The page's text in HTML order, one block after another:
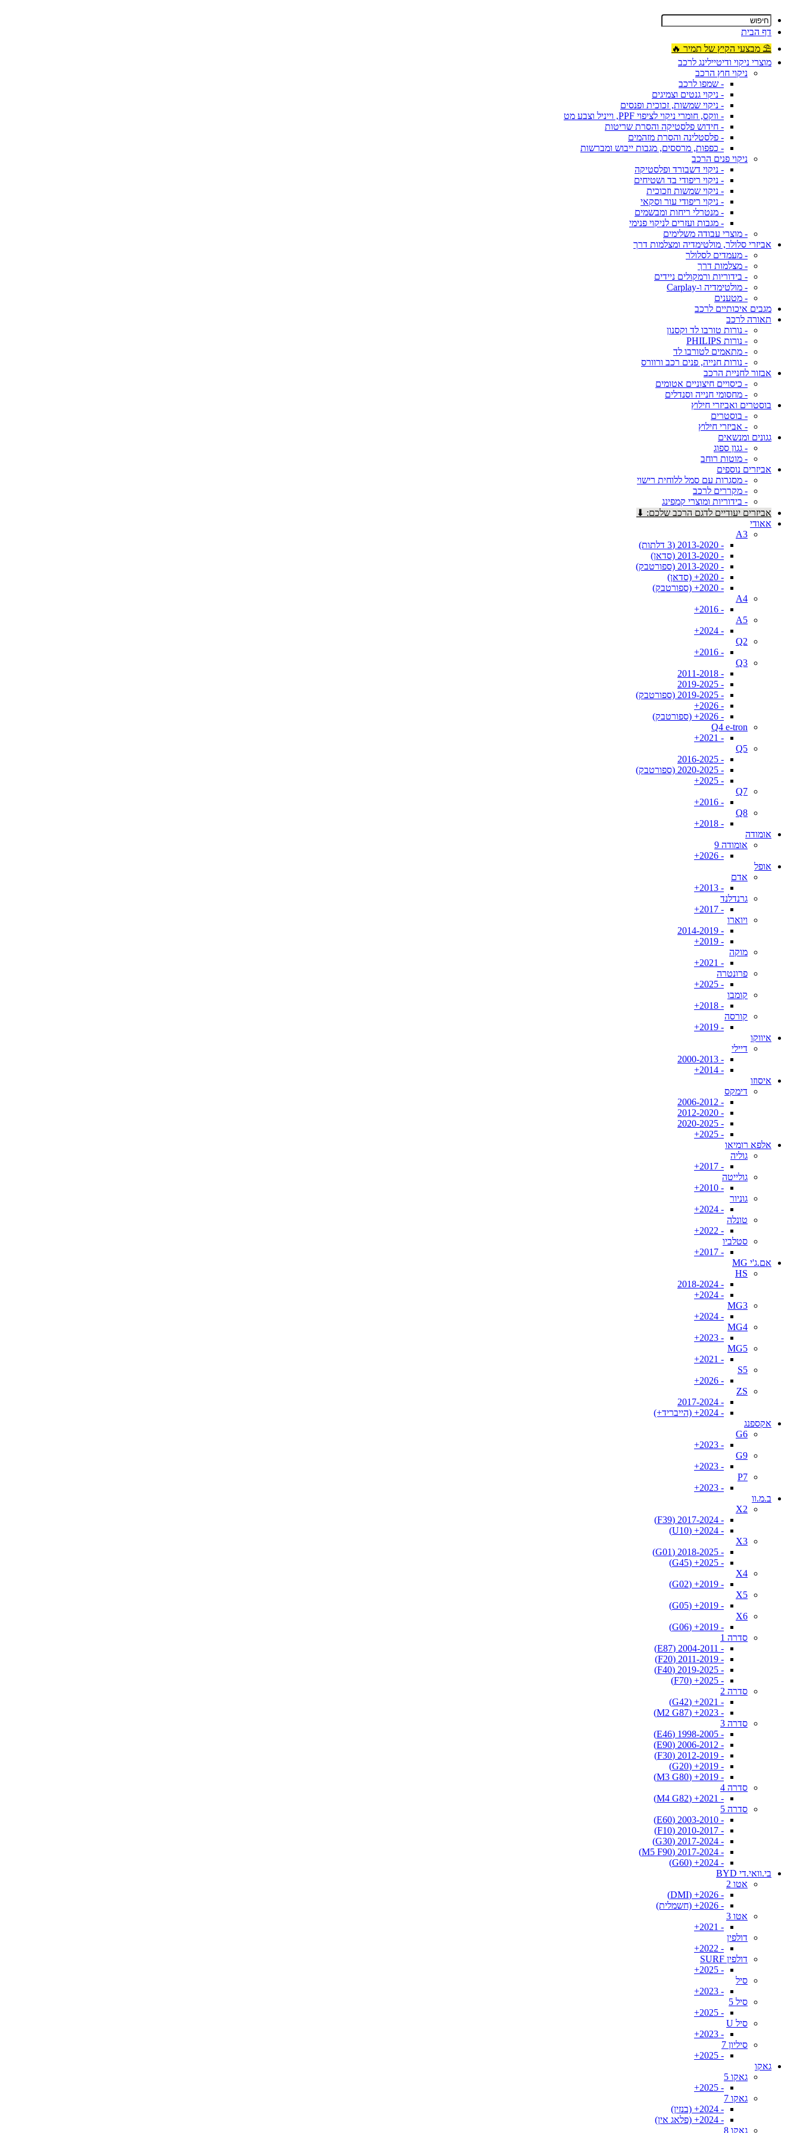
דף הבית
⛱ מבצעי הקיץ של תמיר 🔥
מוצרי ניקוי ודיטיילינג לרכב
ניקוי חוץ הרכב
- שמפו לרכב
- ניקוי גנטים וצמיגים
- ניקוי שמשות, זכוכית ופנסים
- ווקס, חומרי ניקוי לציפוי PPF, וייניל וצבע מט
- חידוש פלסטיקה והסרת שריטות
- פלסטלינה והסרת מזהמים
- כפפות, מרססים, מגבות ייבוש ומברשות
ניקוי פנים הרכב
- ניקוי דשבורד ופלסטיקה
- ניקוי ריפודי בד ושטיחים
- ניקוי שמשות וזכוכית
- ניקוי ריפודי עור וסקאי
- מנטרלי ריחות ומבשמים
- מגבות ועזרים לניקוי פנימי
- מוצרי עבודה משלימים
אביזרי סלולר, מולטימדיה ומצלמות דרך
- מעמדים לסלולר
- מצלמות דרך
- בידוריות ורמקולים ניידים
- מולטימדיה ו-Carplay
- מטענים
מגבים איכותיים לרכב
תאורה לרכב
- נורות טורבו לד וקסנון
- נורות PHILIPS
- מתאמים לטורבו לד
- נורות חנייה, פנים רכב ורוורס
אבזור לחניית הרכב
- כיסויים חיצוניים אטומים
- מחסומי חנייה וסנדלים
בוסטרים ואביזרי חילוץ
- בוסטרים
- אביזרי חילוץ
גגונים ומנשאים
- גגון ספוג
- מוטות רוחב
אביזרים נוספים
- מסגרות עם סמל ללוחית רישוי
- מקררים לרכב
- בידוריות ומוצרי קמפינג
אביזרים יעודיים לדגם הרכב שלכם: ⬇
אאודי
A3
- 2013-2020 (3 דלתות)
- 2013-2020 (סדאן)
- 2013-2020 (ספורטבק)
- 2020+ (סדאן)
- 2020+ (ספורטבק)
A4
- 2016+
A5
- 2024+
Q2
- 2016+
Q3
- 2011-2018
- 2019-2025
- 2019-2025 (ספורטבק)
- 2026+
- 2026+ (ספורטבק)
Q4 e-tron
- 2021+
Q5
- 2016-2025
- 2020-2025 (ספורטבק)
- 2025+
Q7
- 2016+
Q8
- 2018+
אומודה
אומודה 9
- 2026+
אופל
אדם
- 2013+
גרנדלנד
- 2017+
ויוארו
- 2014-2019
- 2019+
מוקה
- 2021+
פרונטרה
- 2025+
קומבו
- 2018+
קורסה
- 2019+
איווקו
דיילי
- 2000-2013
- 2014+
איסוזו
דימקס
- 2006-2012
- 2012-2020
- 2020-2025
- 2025+
אלפא רומיאו
גוליה
- 2017+
גולייטה
- 2010+
גוניור
- 2024+
טונלה
- 2022+
סטלביו
- 2017+
אם.ג'י MG
HS
- 2018-2024
- 2024+
MG3
- 2024+
MG4
- 2023+
MG5
- 2021+
S5
- 2026+
ZS
- 2017-2024
- 2024+ (הייבריד+)
אקספנג
G6
- 2023+
G9
- 2023+
P7
- 2023+
ב.מ.וו
X2
- 2017-2024 (F39)
- 2024+ (U10)
X3
- 2018-2025 (G01)
- 2025+ (G45)
X4
- 2019+ (G02)
X5
- 2019+ (G05)
X6
- 2019+ (G06)
סדרה 1
- 2004-2011 (E87)
- 2011-2019 (F20)
- 2019-2025 (F40)
- 2025+ (F70)
סדרה 2
- 2021+ (G42)
- 2023+ (M2 G87)
סדרה 3
- 1998-2005 (E46)
- 2006-2012 (E90)
- 2012-2019 (F30)
- 2019+ (G20)
- 2019+ (M3 G80)
סדרה 4
- 2021+ (M4 G82)
סדרה 5
- 2003-2010 (E60)
- 2010-2017 (F10)
- 2017-2024 (G30)
- 2017-2024 (M5 F90)
- 2024+ (G60)
בי.וואי.די BYD
אטו 2
- 2026+ (DMI)
- 2026+ (חשמלית)
אטו 3
- 2021+
דולפין
- 2022+
דולפין SURF
- 2025+
סיל
- 2023+
סיל 5
- 2025+
סיל U
- 2023+
סיליון 7
- 2025+
גאקו
גאקו 5
- 2025+
גאקו 7
- 2024+ (בנזין)
- 2024+ (פלאג אין)
גאקו 8